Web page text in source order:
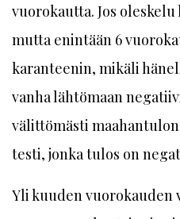
vuorokautta. Jos
mutta enintään 6
karanteenin, mikäli
vanha lähtömaan
välittömästi
testi, jonka tulos on
Yli kuuden vuorokauden